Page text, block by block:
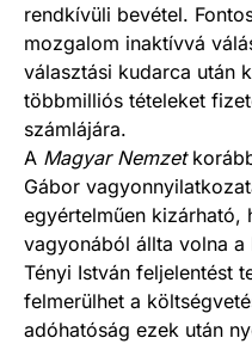
rendkívüli bevétel.
mozgalom inaktívvá
választási kudarca után
többmilliós tételeket
számlájára.
A Magyar Nemzet
Gábor
egyértelműen kizárható,
vagyonából állta volna
Tényi István feljelentést
felmerülhet a
adóhatóság ezek után